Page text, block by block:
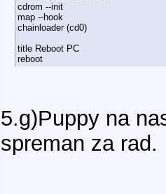
cdrom --init
map --hook
chainloader (cd0)
title Reboot PC
reboot
5.g)Puppy na
spreman za rad.